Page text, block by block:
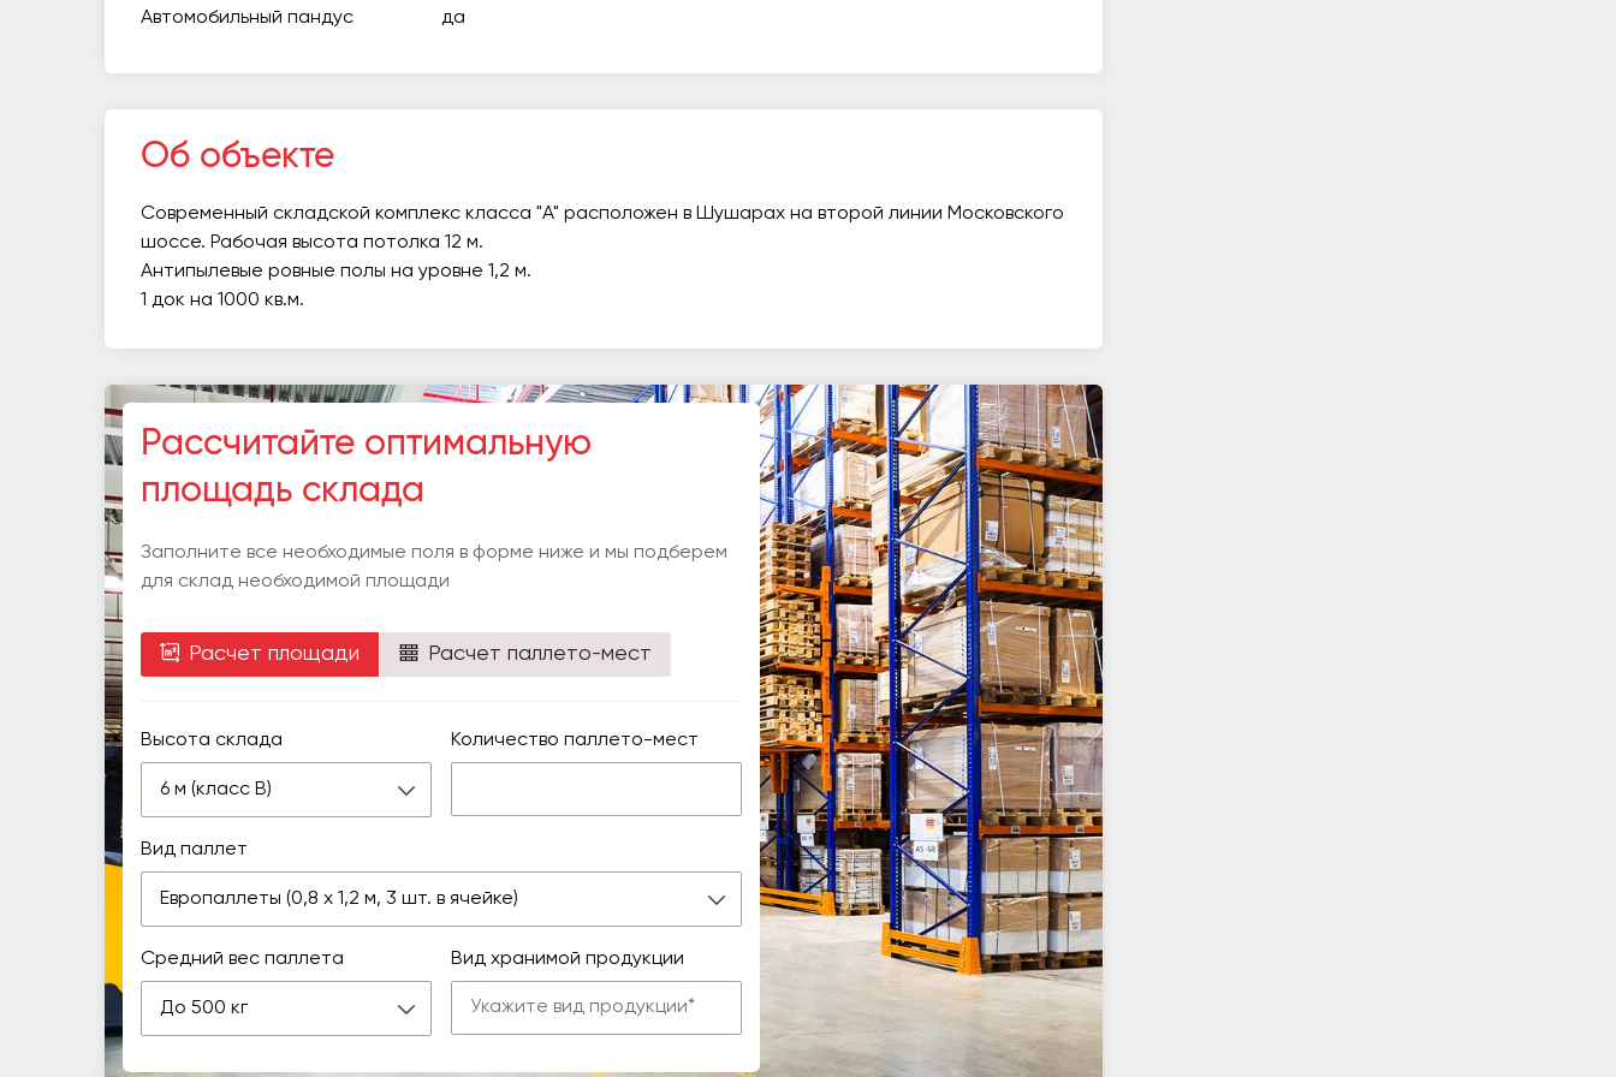
Автомобильный пандус да
Об объекте
Современный складской комплекс класса "А" расположен в Шушарах на второй линии Московского
шоссе. Рабочая высота потолка 12 м.
Антипылевые ровные полы на уровне 1,2 м.
1 док на 1000 кв.м.
Рассчитайте оптимальную
площадь склада
Заполните все необходимые поля в форме ниже и мы подберем
для склад необходимой площади
Расчет площади Расчет паллето-мест
Высота склада
6 м (класс В)
Количество паллето-мест
Вид паллет
Европаллеты (0,8 х 1,2 м, 3 шт. в ячейке)
Средний вес паллета
До 500 кг
Вид хранимой продукции